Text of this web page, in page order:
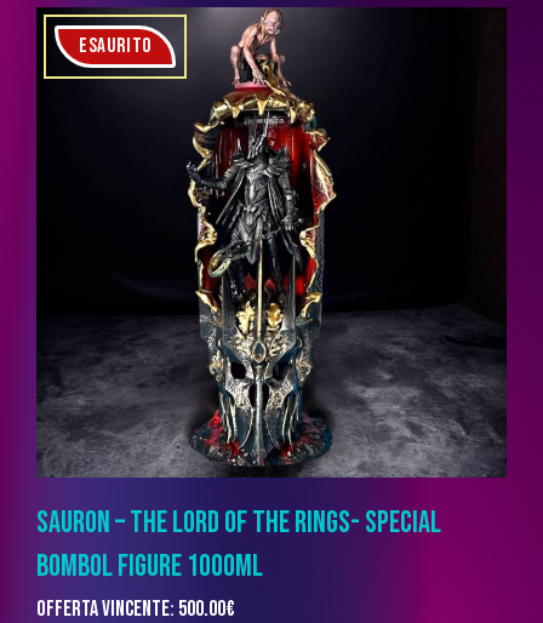
ESAURITO
SAURON – THE LORD OF THE RINGS- SPECIAL
BOMBOL FIGURE 1000ML
Offerta vincente: 500.00€